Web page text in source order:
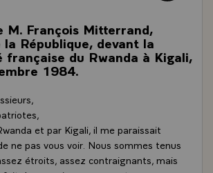
M. François Mitterrand,
République, devant la
française du Rwanda à Kigali,
1984.
et par Kigali, il me paraissait
ne pas vous voir. Nous sommes tenus
étroits, assez contraignants, mais